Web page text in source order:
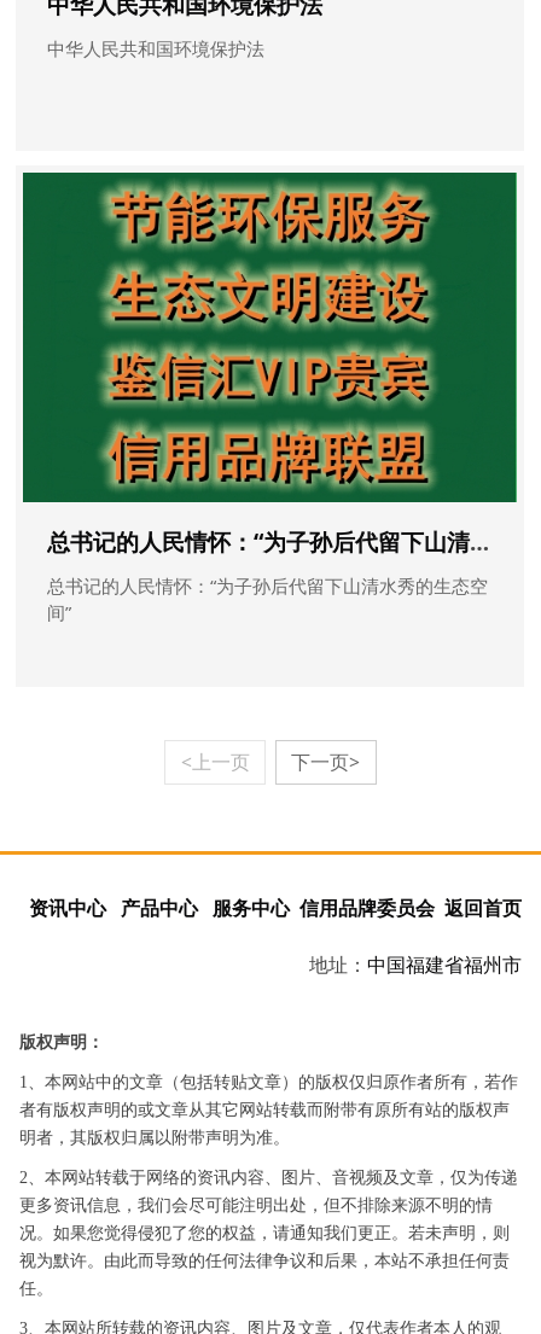
中华人民共和国环境保护法
总书记的人民情怀：“为子孙后代留下山清水秀的生态空间”
总书记的人民情怀：“为子孙后代留下山清水秀的生态空
间”
<上一页 下一页>
资讯中心 产品中心 服务中心 信用品牌委员会 返回首页
地址： 中国福建省福州市
版权声明：
1、本网站中的文章（包括转贴文章）的版权仅归原作者所有，若作
者有版权声明的或文章从其它网站转载而附带有原所有站的版权声
明者，其版权归属以附带声明为准。
2、本网站转载于网络的资讯内容、图片、音视频及文章，仅为传递
更多资讯信息，我们会尽可能注明出处，但不排除来源不明的情
况。如果您觉得侵犯了您的权益，请通知我们更正。若未声明，则
视为默许。由此而导致的任何法律争议和后果，本站不承担任何责
任。
3、本网站所转载的资讯内容、图片及文章，仅代表作者本人的观